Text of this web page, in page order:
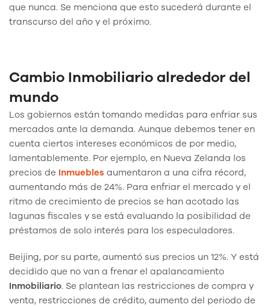
que nunca. Se menciona que esto sucederá durante el
transcurso del año y el próximo.
Cambio Inmobiliario alrededor del
mundo
Los gobiernos están tomando medidas para enfriar sus
mercados ante la demanda. Aunque debemos tener en
cuenta ciertos intereses económicos de por medio,
lamentablemente. Por ejemplo, en Nueva Zelanda los
precios de Inmuebles aumentaron a una cifra récord,
aumentando más de 24%. Para enfriar el mercado y el
ritmo de crecimiento de precios se han acotado las
lagunas fiscales y se está evaluando la posibilidad de
préstamos de solo interés para los especuladores.
Beijing, por su parte, aumentó sus precios un 12%. Y está
decidido que no van a frenar el apalancamiento
Inmobiliario. Se plantean las restricciones de compra y
venta, restricciones de crédito, aumento del periodo de